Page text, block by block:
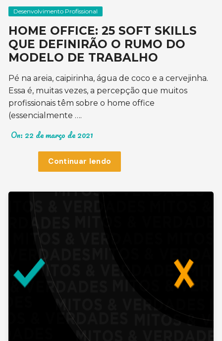
Desenvolvimento Profissional
HOME OFFICE: 25 SOFT SKILLS
QUE DEFINIRÃO O RUMO DO
MODELO DE TRABALHO
Pé na areia, caipirinha, água de coco e a cervejinha.
Essa é, muitas vezes, a percepção que muitos
profissionais têm sobre o home office
(essencialmente ….
On: 22 de março de 2021
Continuar lendo